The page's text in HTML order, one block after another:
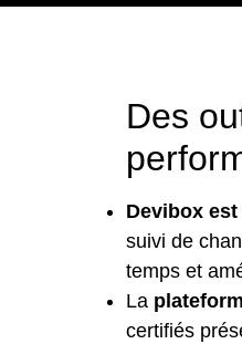
Des
Devibox
suivi de
temps et
La
certifiés